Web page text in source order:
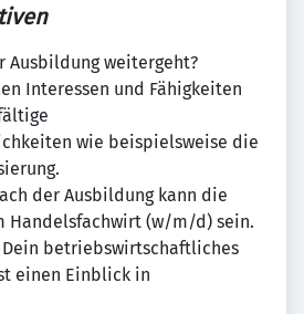
Ausbildung weitergeht?
Interessen und Fähigkeiten
wie beispielsweise die
der Ausbildung kann die
Handelsfachwirt (w/m/d) sein.
betriebswirtschaftliches
einen Einblick in